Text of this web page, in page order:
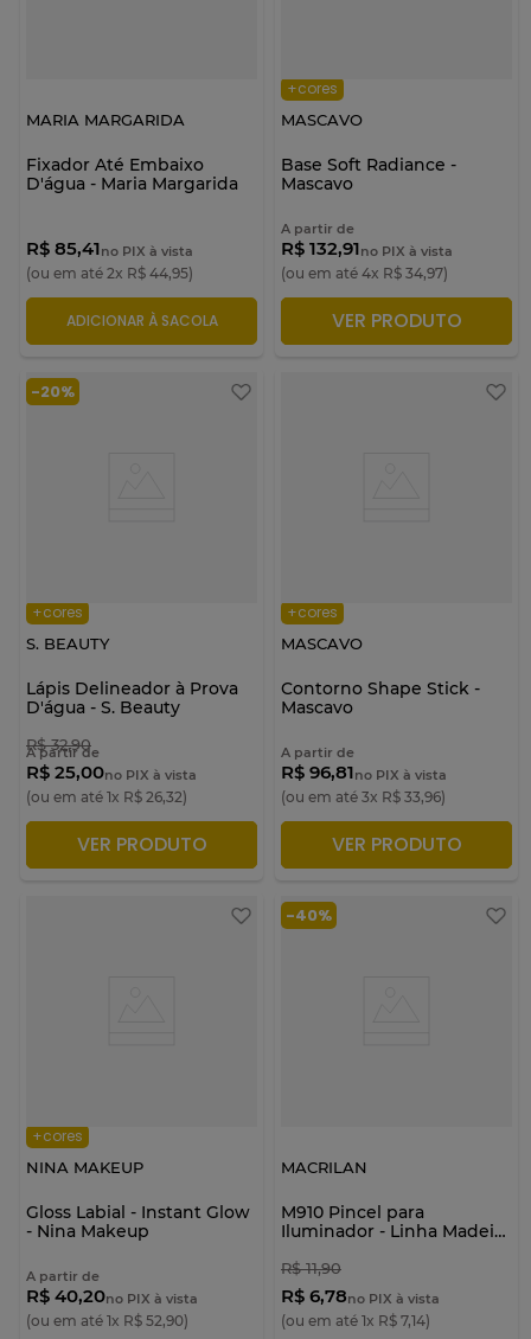
MARIA MARGARIDA
Fixador Até Embaixo
D'água - Maria Margarida
R$ 85,41no PIX à vista
(ou em até 2x R$ 44,95)
ADICIONAR À SACOLA
+cores
MASCAVO
Base Soft Radiance -
Mascavo
A partir de
R$ 132,91no PIX à vista
(ou em até 4x R$ 34,97)
ADICIONAR À SACOLA
VER PRODUTO
-20%
+cores
S. BEAUTY
Lápis Delineador à Prova
D'água - S. Beauty
R$ 32,90
A partir de
R$ 25,00no PIX à vista
(ou em até 1x R$ 26,32)
ADICIONAR À SACOLA
VER PRODUTO
+cores
MASCAVO
Contorno Shape Stick -
Mascavo
A partir de
R$ 96,81no PIX à vista
(ou em até 3x R$ 33,96)
ADICIONAR À SACOLA
VER PRODUTO
+cores
NINA MAKEUP
Gloss Labial - Instant Glow
- Nina Makeup
A partir de
R$ 40,20no PIX à vista
(ou em até 1x R$ 52,90)
-40%
MACRILAN
M910 Pincel para
Iluminador - Linha Madeira
R$ 11,90
R$ 6,78no PIX à vista
(ou em até 1x R$ 7,14)